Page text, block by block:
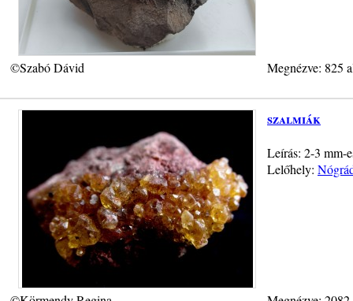
©Szabó Dávid Megnézve: 825
szalmiák
Leírás: 2-3 mm-
Lelőhely: